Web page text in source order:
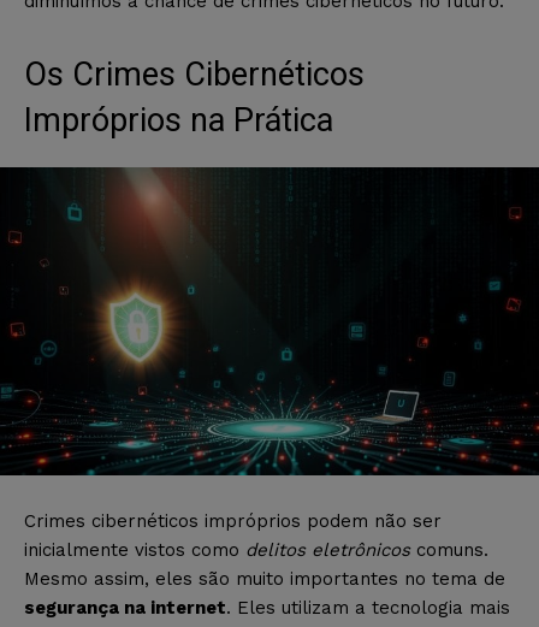
Os Crimes Cibernéticos
Impróprios na Prática
Crimes cibernéticos impróprios podem não ser
inicialmente vistos como delitos eletrônicoscomuns.
Mesmo assim, eles são muito importantes no tema de
segurança na internet. Eles utilizam a tecnologia mais